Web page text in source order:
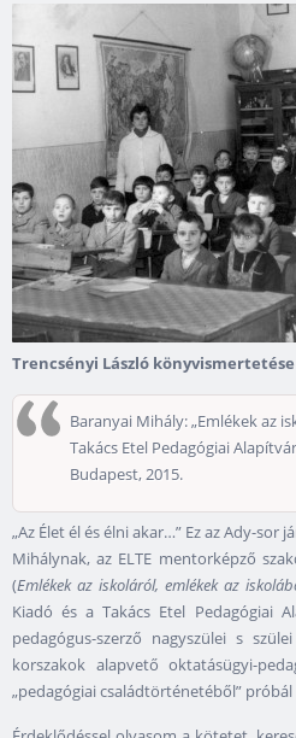
Trencsényi László
Baranyai Mihály: „Emlékek az
Takács Etel Pedagógiai
Budapest, 2015.
„Az Élet él és élni akar…” Ez az Ady-sor
Mihálynak, az ELTE mentorképző
(Emlékek az iskoláról, emlékek az
Kiadó és a Takács Etel Pedagógiai
pedagógus-szerző nagyszülei s
korszakok alapvető oktatásügyi-
„pedagógiai családtörténetéből”